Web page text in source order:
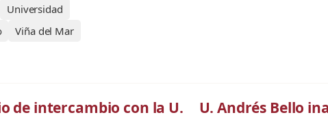
Universidad
Viña del Mar
de intercambio con la U.
U. Andrés Bello